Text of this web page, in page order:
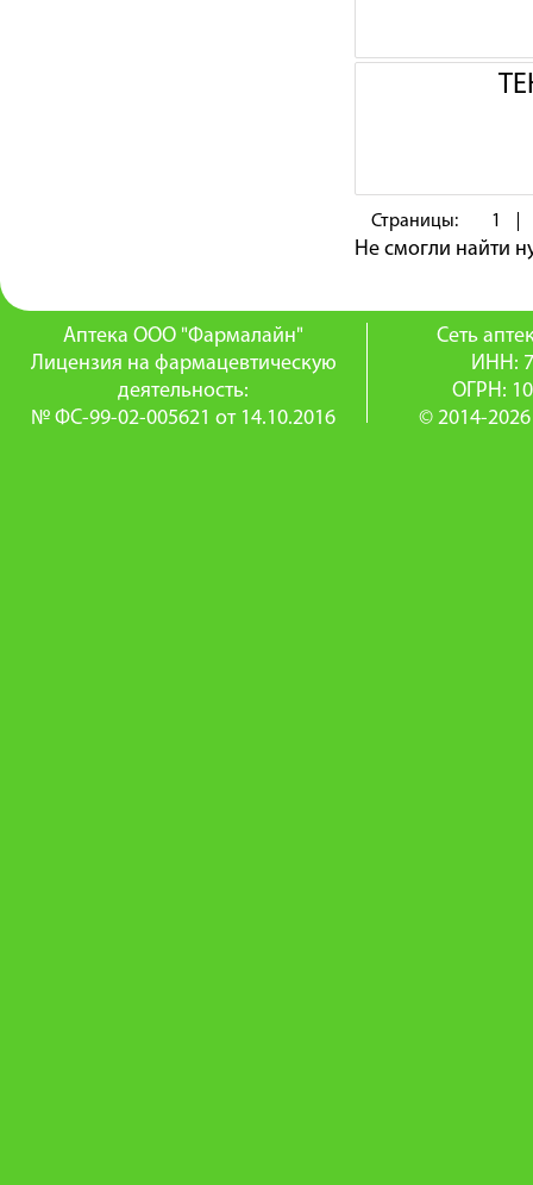
Страницы: 1
Не смогли найти
Аптека ООО "Фармалайн"
Лицензия на фармацевтическую
деятельность:
№ ФС-99-02-005621 от 14.10.2016
Сеть
ИНН:
ОГРН:
© 2014-